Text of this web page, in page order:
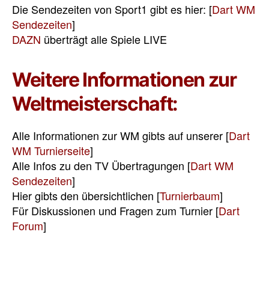
Die Sendezeiten von Sport1 gibt es hier: [Dart WM
Sendezeiten]
DAZN überträgt alle Spiele LIVE
Weitere Informationen zur
Weltmeisterschaft:
Alle Informationen zur WM gibts auf unserer [Dart
WM Turnierseite]
Alle Infos zu den TV Übertragungen [Dart WM
Sendezeiten]
Hier gibts den übersichtlichen [Turnierbaum]
Für Diskussionen und Fragen zum Turnier [Dart
Forum]